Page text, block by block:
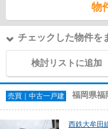
物
チェックした物件を
検討リストに追加
売買｜中古一戸建 福岡県福
西鉄大牟田